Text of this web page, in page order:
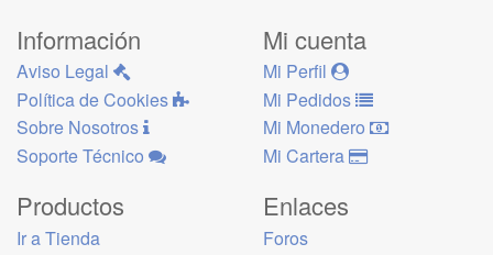
Información
Aviso Legal
Política de Cookies
Sobre Nosotros
Soporte Técnico
Mi cuenta
Mi Perfil
Mi Pedidos
Mi Monedero
Mi Cartera
Productos
Ir a Tienda
Enlaces
Foros